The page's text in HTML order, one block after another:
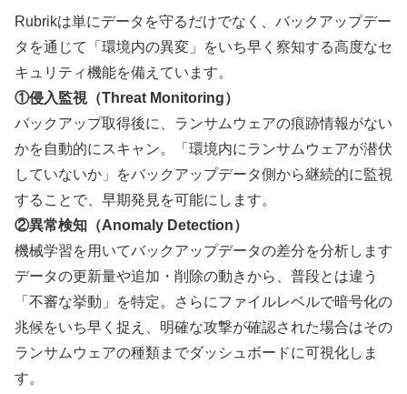
Rubrikは単にデータを守るだけでなく、バックアップデー
タを通じて「環境内の異変」をいち早く察知する高度なセ
キュリティ機能を備えています。
①侵入監視（Threat Monitoring）
バックアップ取得後に、ランサムウェアの痕跡情報がない
かを自動的にスキャン。「環境内にランサムウェアが潜伏
していないか」をバックアップデータ側から継続的に監視
することで、早期発見を可能にします。
②異常検知（Anomaly Detection）
機械学習を用いてバックアップデータの差分を分析します
データの更新量や追加・削除の動きから、普段とは違う
「不審な挙動」を特定。さらにファイルレベルで暗号化の
兆候をいち早く捉え、明確な攻撃が確認された場合はその
ランサムウェアの種類までダッシュボードに可視化しま
す。